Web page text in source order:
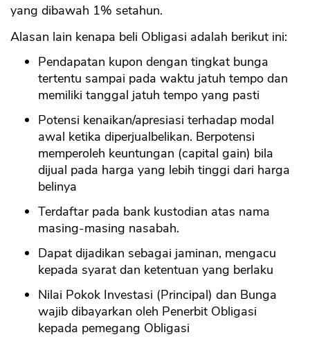
yang dibawah 1% setahun.
Alasan lain kenapa beli Obligasi adalah berikut ini:
Pendapatan kupon dengan tingkat bunga
tertentu sampai pada waktu jatuh tempo dan
memiliki tanggal jatuh tempo yang pasti
Potensi kenaikan/apresiasi terhadap modal
awal ketika diperjualbelikan. Berpotensi
memperoleh keuntungan (capital gain) bila
dijual pada harga yang lebih tinggi dari harga
belinya
Terdaftar pada bank kustodian atas nama
masing-masing nasabah.
Dapat dijadikan sebagai jaminan, mengacu
kepada syarat dan ketentuan yang berlaku
Nilai Pokok Investasi (Principal) dan Bunga
wajib dibayarkan oleh Penerbit Obligasi
kepada pemegang Obligasi